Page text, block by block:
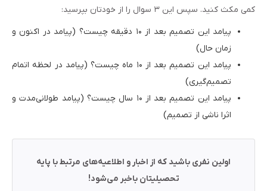
کمی مکث کنید. سپس این ۳ سوال را از خودتان بپرسید:
پیامد این تصمیم بعد از ۱۰ دقیقه چیست؟ (پیامد در اکنون و
زمان حال)
پیامد این تصمیم بعد از ۱۰ ماه چیست؟ (پیامد در لحظه اتمام
تصمیم‌گیری)
پیامد این تصمیم بعد از ۱۰ سال چیست؟ (پیامد طولانی‌مدت و
اثرا ناشی از تصمیم)
اولین نفری باشید که از اخبار و اطلاعیه‌های مرتبط با پایه
تحصیلیتان باخبر می‌شود!